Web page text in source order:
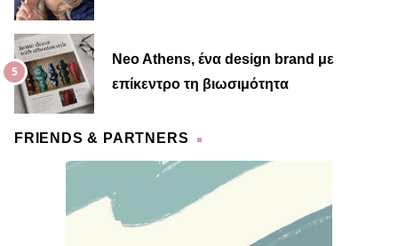
Neo Athens, ένα design brand με
επίκεντρο τη βιωσιμότητα
FRIENDS & PARTNERS